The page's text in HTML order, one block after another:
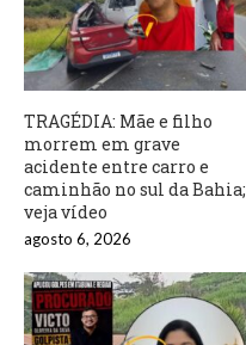
TRAGÉDIA: Mãe e filho
morrem em grave
acidente entre carro e
caminhão no sul da Bahia;
veja vídeo
agosto 6, 2026